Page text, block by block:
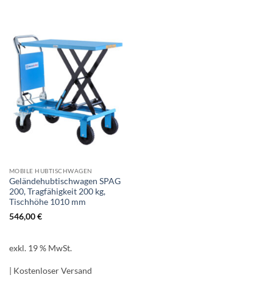
MOBILE HUBTISCHWAGEN
Geländehubtischwagen SPAG
200, Tragfähigkeit 200 kg,
Tischhöhe 1010 mm
546,00€
exkl. 19 % MwSt.
| Kostenloser Versand